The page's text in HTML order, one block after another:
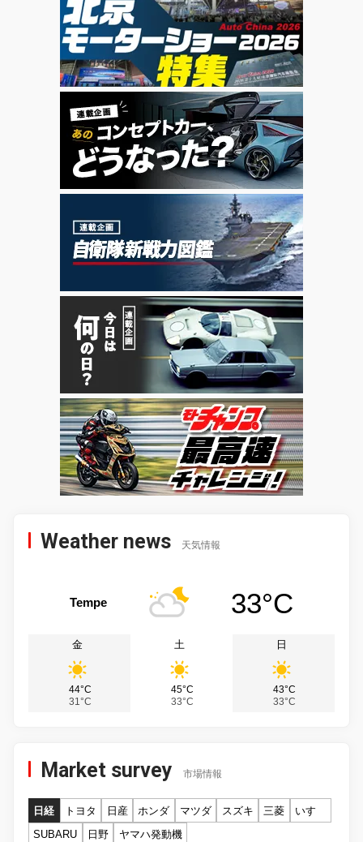
Weather news 天気情報
Tempe 33°C
金
44°C
31°C
土
45°C
33°C
日
43°C
33°C
Market survey 市場情報
日経 トヨタ 日産 ホンダ マツダ スズキ 三菱
いすゞ
SUBARU
日野 ヤマハ発動機